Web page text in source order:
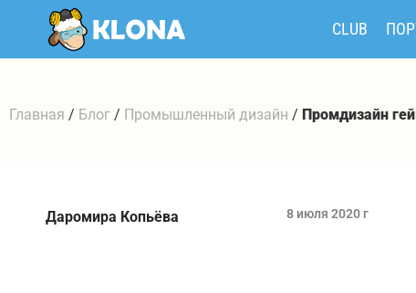
CLUB
Главная / Блог / Промышленный дизайн / Промдизайн
Даромира Копьёва 8 июля 2020 г